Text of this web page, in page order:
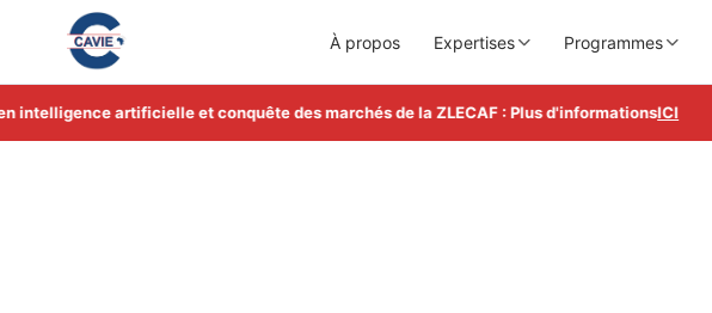
artificielle et conquête des marchés de la ZLECAF : Plus d'informationsICI
À propos Expertises Programmes